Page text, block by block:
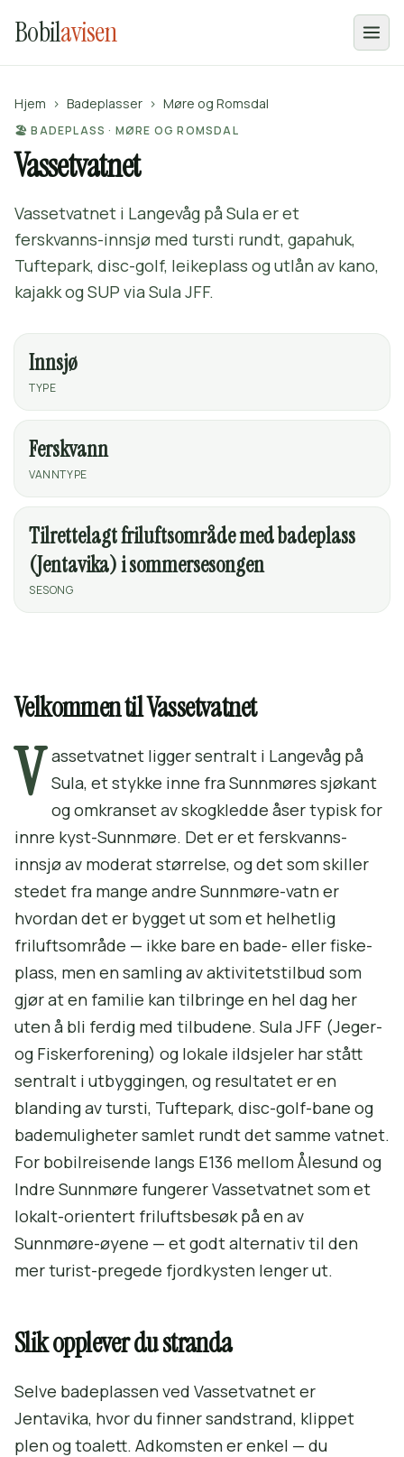
Bobilavisen
Hjem › Badeplasser › Møre og Romsdal
🏖️ BADEPLASS · MØRE OG ROMSDAL
Vassetvatnet
Vassetvatnet i Langevåg på Sula er et
ferskvanns-innsjø med tursti rundt, gapahuk,
Tuftepark, disc-golf, leikeplass og utlån av kano,
kajakk og SUP via Sula JFF.
Innsjø
TYPE
Ferskvann
VANNTYPE
Tilrettelagt friluftsområde med badeplass
(Jentavika) i sommersesongen
SESONG
Velkommen til Vassetvatnet
V assetvatnet ligger sentralt i Langevåg på
Sula, et stykke inne fra Sunnmøres sjøkant
og omkranset av skogkledde åser typisk for
innre kyst-Sunnmøre. Det er et ferskvanns-
innsjø av moderat størrelse, og det som skiller
stedet fra mange andre Sunnmøre-vatn er
hvordan det er bygget ut som et helhetlig
friluftsområde — ikke bare en bade- eller fiske-
plass, men en samling av aktivitetstilbud som
gjør at en familie kan tilbringe en hel dag her
uten å bli ferdig med tilbudene. Sula JFF (Jeger-
og Fiskerforening) og lokale ildsjeler har stått
sentralt i utbyggingen, og resultatet er en
blanding av tursti, Tuftepark, disc-golf-bane og
bademuligheter samlet rundt det samme vatnet.
For bobilreisende langs E136 mellom Ålesund og
Indre Sunnmøre fungerer Vassetvatnet som et
lokalt-orientert friluftsbesøk på en av
Sunnmøre-øyene — et godt alternativ til den
mer turist-pregede fjordkysten lenger ut.
Slik opplever du stranda
Selve badeplassen ved Vassetvatnet er
Jentavika, hvor du finner sandstrand, klippet
plen og toalett. Adkomsten er enkel — du